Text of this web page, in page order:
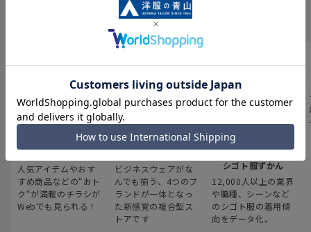
INFORMATION
最新のお買い得情報
人気アイテムやおす
すめ商品などの“おト
ク“が満載のチラシが
Webでも見られる！
スーツスクエア
ビジネスウェアがな
んでも揃う、4つのブ
ランドが一体となっ
た新感覚の複合型ス
トアです
みんなの
シゴト服ずかん
12,000人以上の業界
や職種、シーンなど
のシゴト服の着用傾
向をデータ化。